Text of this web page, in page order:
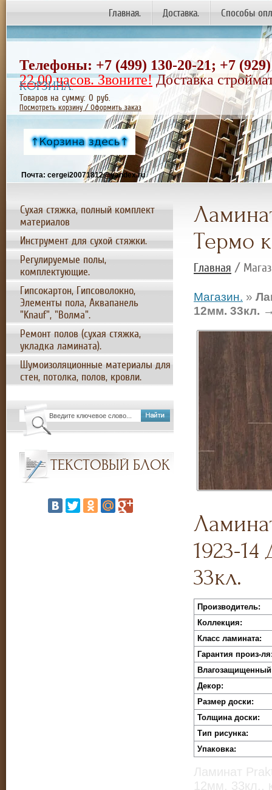
Телефоны: +7 (499) 130-20-21; +7
22.00 часов. Звоните! Доставка
Почта: cergei20071812@yandex.ru
КОРЗИНА:
Товаров на сумму: 0 руб.
Посмотреть корзину / Оформить заказ
Главная. Доставка. Способы
Сухая стяжка, полный комплект
материалов
Инструмент для сухой стяжки.
Регулируемые полы,
комплектующие.
Гипсокартон, Гипсоволокно,
Элементы пола, Аквапанель
"Knauf", "Волма".
Ремонт полов (сухая стяжка,
укладка ламината).
Шумоизоляционные материалы для
стен, потолка, полов, кровли.
ТЕКСТОВЫЙ БЛОК
Термо
Главная /
Магазин. »
12мм. 33кл.
1923-
33кл.
Производитель:
Коллекция:
Класс ламината:
Гарантия произ-
Декор:
Размер доски:
Толщина доски:
Тип рисунка:
Упаковка:
Ламинат
12мм. 33кл.,